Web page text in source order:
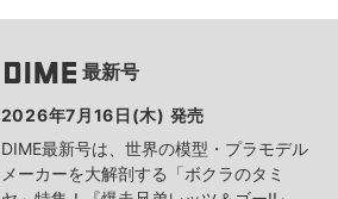
最新号
2026年7月16日(木) 発売
DIME最新号は、世界の模型・プラモデル
メーカーを大解剖する「ボクラのタミ